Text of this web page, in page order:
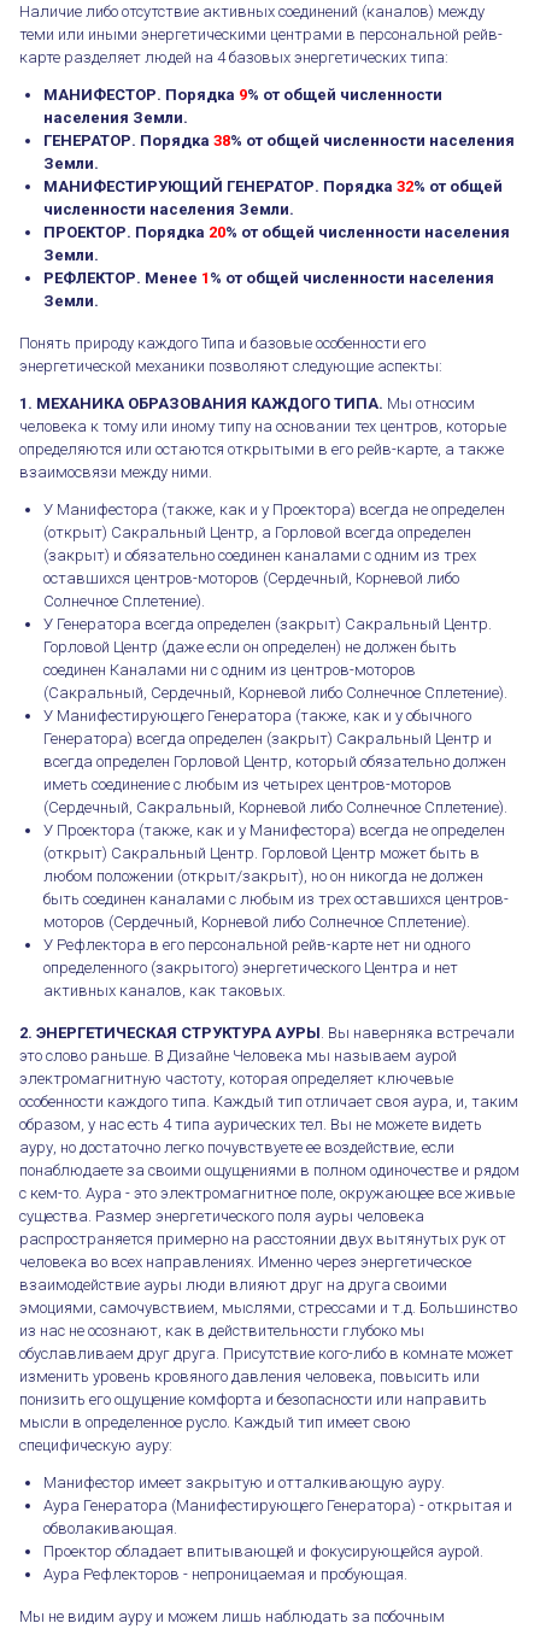
Наличие либо отсутствие активных соединений (каналов) между
теми или иными энергетическими центрами в персональной рейв-
карте разделяет людей на 4 базовых энергетических типа:
МАНИФЕСТОР. Порядка 9% от общей численности
населения Земли.
ГЕНЕРАТОР. Порядка 38% от общей численности населения
Земли.
МАНИФЕСТИРУЮЩИЙ ГЕНЕРАТОР. Порядка 32% от общей
численности населения Земли.
ПРОЕКТОР. Порядка 20% от общей численности населения
Земли.
РЕФЛЕКТОР. Менее 1 % от общей численности населения
Земли.
Понять природу каждого Типа и базовые особенности его
энергетической механики позволяют следующие аспекты:
1. МЕХАНИКА ОБРАЗОВАНИЯ КАЖДОГО ТИПА. Мы относим
человека к тому или иному типу на основании тех центров, которые
определяются или остаются открытыми в его рейв-карте, а также
взаимосвязи между ними.
У Манифестора (также, как и у Проектора) всегда не определен
(открыт) Сакральный Центр, а Горловой всегда определен
(закрыт) и обязательно соединен каналами с одним из трех
оставшихся центров-моторов (Сердечный, Корневой либо
Солнечное Сплетение).
У Генератора всегда определен (закрыт) Сакральный Центр.
Горловой Центр (даже если он определен) не должен быть
соединен Каналами ни с одним из центров-моторов
(Сакральный, Сердечный, Корневой либо Солнечное Сплетение).
У Манифестирующего Генератора (также, как и у обычного
Генератора) всегда определен (закрыт) Сакральный Центр и
всегда определен Горловой Центр, который обязательно должен
иметь соединение с любым из четырех центров-моторов
(Сердечный, Сакральный, Корневой либо Солнечное Сплетение).
У Проектора (также, как и у Манифестора) всегда не определен
(открыт) Сакральный Центр. Горловой Центр может быть в
любом положении (открыт/закрыт), но он никогда не должен
быть соединен каналами с любым из трех оставшихся центров-
моторов (Сердечный, Корневой либо Солнечное Сплетение).
У Рефлектора в его персональной рейв-карте нет ни одного
определенного (закрытого) энергетического Центра и нет
активных каналов, как таковых.
2. ЭНЕРГЕТИЧЕСКАЯ СТРУКТУРА АУРЫ. Вы наверняка встречали
это слово раньше. В Дизайне Человека мы называем аурой
электромагнитную частоту, которая определяет ключевые
особенности каждого типа. Каждый тип отличает своя аура, и, таким
образом, у нас есть 4 типа аурических тел. Вы не можете видеть
ауру, но достаточно легко почувствуете ее воздействие, если
понаблюдаете за своими ощущениями в полном одиночестве и рядом
с кем-то. Аура - это электромагнитное поле, окружающее все живые
существа. Размер энергетического поля ауры человека
распространяется примерно на расстоянии двух вытянутых рук от
человека во всех направлениях. Именно через энергетическое
взаимодействие ауры люди влияют друг на друга своими
эмоциями, самочувствием, мыслями, стрессами и т.д. Большинство
из нас не осознают, как в действительности глубоко мы
обуславливаем друг друга. Присутствие кого-либо в комнате может
изменить уровень кровяного давления человека, повысить или
понизить его ощущение комфорта и безопасности или направить
мысли в определенное русло. Каждый тип имеет свою
специфическую ауру:
Манифестор имеет закрытую и отталкивающую ауру.
Аура Генератора (Манифестирующего Генератора) - открытая и
обволакивающая.
Проектор обладает впитывающей и фокусирующейся аурой.
Аура Рефлекторов - непроницаемая и пробующая.
Мы не видим ауру и можем лишь наблюдать за побочным